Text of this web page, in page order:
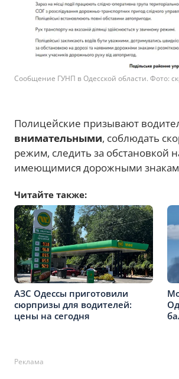
Сообщение ГУНП в Одесской области. Фото:
Полицейские призывают
внимательными, соблюдать
режим, следить за обстановкой
имеющимися дорожными
Читайте также:
АЗС Одессы приготовили
сюрпризы для водителей:
цены на сегодня
Реклама